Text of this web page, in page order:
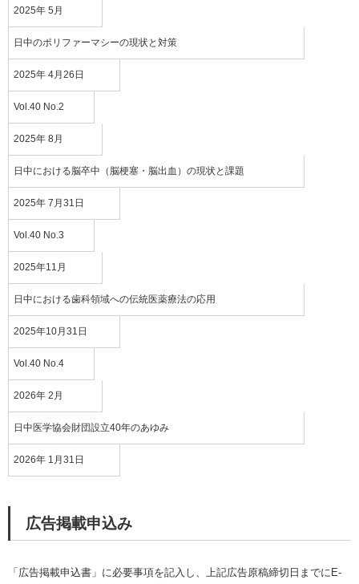
2025年 5月
日中のポリファーマシーの現状と対策
2025年 4月26日
Vol.40 No.2
2025年 8月
日中における脳卒中（脳梗塞・脳出血）の現状と課題
2025年 7 月31日
Vol.40 No.3
2025年11月
日中における歯科領域への伝統医薬療法の応用
2025年10月31日
Vol.40 No.4
2026年 2月
日中医学協会財団設立40年のあゆみ
2026年 1 月31日
広告掲載申込み
「広告掲載申込書」に必要事項を記入し、上記広告原稿締切日までにE-